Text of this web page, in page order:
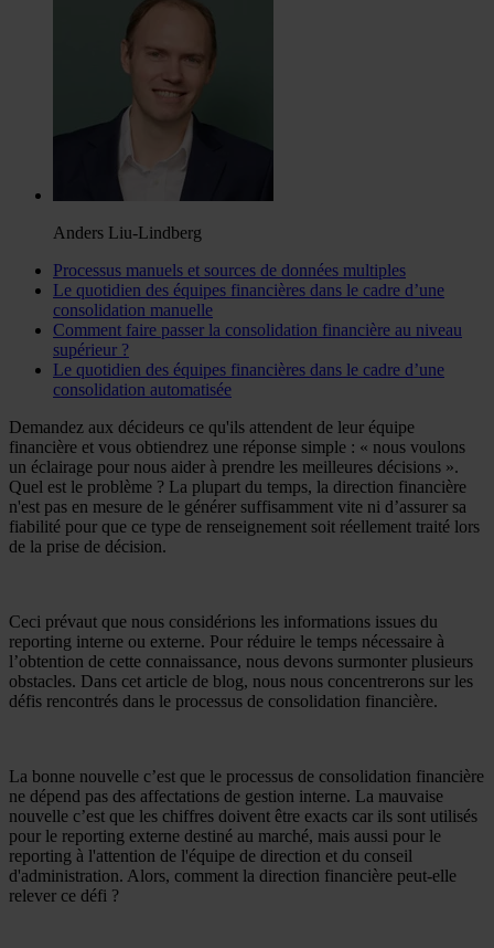
Anders Liu-Lindberg
Processus manuels et sources de données multiples
Le quotidien des équipes financières dans le cadre d’une
consolidation manuelle
Comment faire passer la consolidation financière au niveau
supérieur ?
Le quotidien des équipes financières dans le cadre d’une
consolidation automatisée
Demandez aux décideurs ce qu'ils attendent de leur équipe
financière et vous obtiendrez une réponse simple : « nous voulons
un éclairage pour nous aider à prendre les meilleures décisions ».
Quel est le problème ? La plupart du temps, la direction financière
n'est pas en mesure de le générer suffisamment vite ni d’assurer sa
fiabilité pour que ce type de renseignement soit réellement traité lors
de la prise de décision.
Ceci prévaut que nous considérions les informations issues du
reporting interne ou externe. Pour réduire le temps nécessaire à
l’obtention de cette connaissance, nous devons surmonter plusieurs
obstacles. Dans cet article de blog, nous nous concentrerons sur les
défis rencontrés dans le processus de consolidation financière.
La bonne nouvelle c’est que le processus de consolidation financière
ne dépend pas des affectations de gestion interne. La mauvaise
nouvelle c’est que les chiffres doivent être exacts car ils sont utilisés
pour le reporting externe destiné au marché, mais aussi pour le
reporting à l'attention de l'équipe de direction et du conseil
d'administration. Alors, comment la direction financière peut-elle
relever ce défi ?